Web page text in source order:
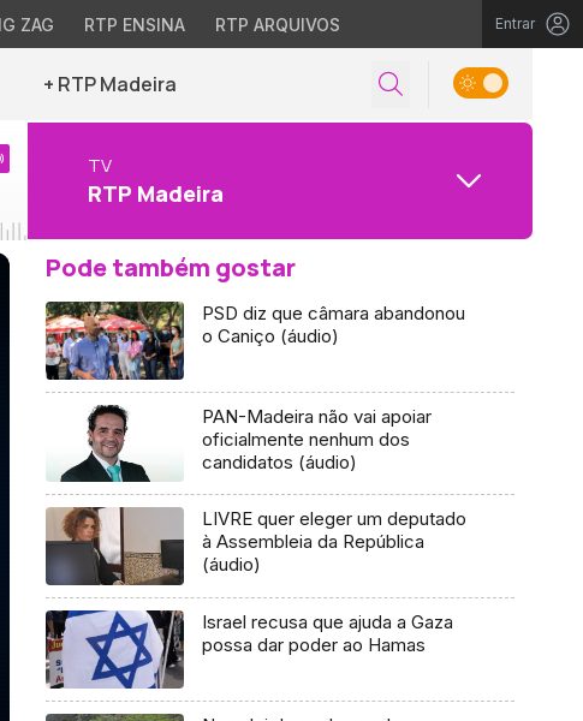
ZAG RTP ENSINA RTP ARQUIVOS Entrar
+ RTP Madeira
TV
RTP Madeira
Pode também gostar
PSD diz que câmara abandonou
o Caniço (áudio)
PAN-Madeira não vai apoiar
oficialmente nenhum dos
candidatos (áudio)
LIVRE quer eleger um deputado
à Assembleia da República
(áudio)
Israel recusa que ajuda a Gaza
possa dar poder ao Hamas